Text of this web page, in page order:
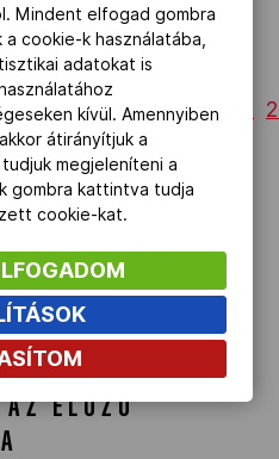
16. 17. 18. 19. 20.
Vaudoise Arena 19:30
ELŐZŐ
Mindent elfogad gombra
cookie-k használatába,
adatokat is
kívül. Amennyiben
átirányítjuk a
megjeleníteni a
gombra kattintva tudja
cookie-kat.